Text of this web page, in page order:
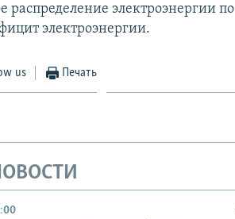
электроэнергии по
электроэнергии.
us Печать